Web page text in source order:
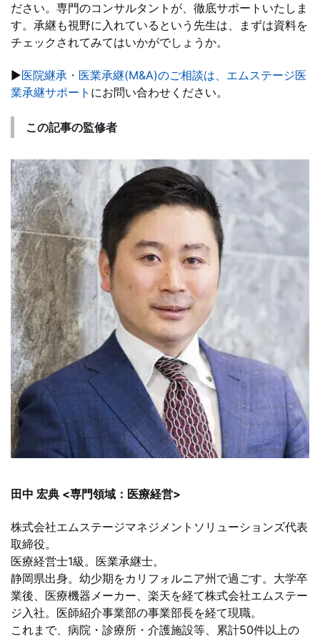
ださい。専門のコンサルタントが、徹底サポートいたしま
す。承継も視野に入れているという先生は、まずは資料を
チェックされてみてはいかがでしょうか。
▶医院継承・医業承継(M&A)のご相談は、エムステージ医
業承継サポート にお問い合わせください。
この記事の監修者
田中 宏典 <専門領域：医療経営>
株式会社エムステージマネジメントソリューションズ代表
取締役。
医療経営士1級。医業承継士。
静岡県出身。幼少期をカリフォルニア州で過ごす。大学卒
業後、医療機器メーカー、楽天を経て株式会社エムステー
ジ入社。医師紹介事業部の事業部長を経て現職。
これまで、病院・診療所・介護施設等、累計50件以上の